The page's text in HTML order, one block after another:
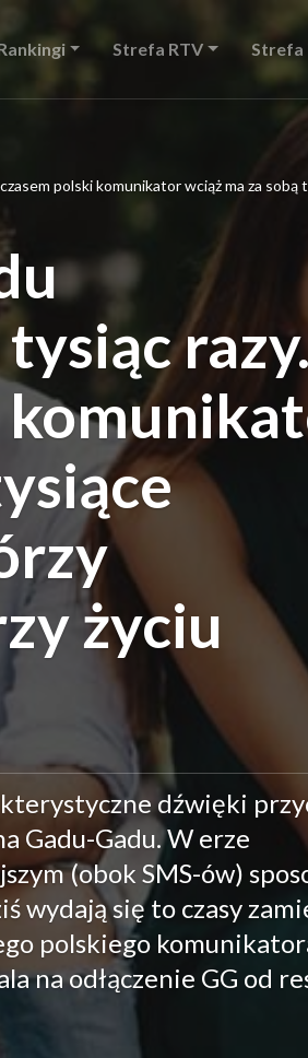
Strefa RTV Strefa
polski komunikator wciąż ma za sobą
życiu
dźwięki
Gadu-Gadu. W erze
(obok SMS-ów)
wydają się to czasy
polskiego
na odłączenie GG od